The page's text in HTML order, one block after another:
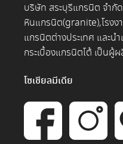
บริษัท สระบุรีแกรนิต จำกั
หินแกรนิต(granite),โรง
แกรนิตต่างประเทศ และน
กระเบื้องแกรนิตโต้ เป็นผู้ผ
โซเชียลมีเดีย